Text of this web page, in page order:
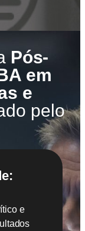
Pós-
em
e
pelo
e